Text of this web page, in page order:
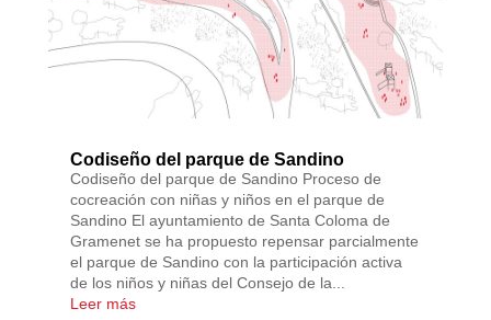
Codiseño del parque de Sandino
Codiseño del parque de Sandino Proceso de
cocreación con niñas y niños en el parque de
Sandino El ayuntamiento de Santa Coloma de
Gramenet se ha propuesto repensar parcialmente
el parque de Sandino con la participación activa
de los niños y niñas del Consejo de la...
Leer más